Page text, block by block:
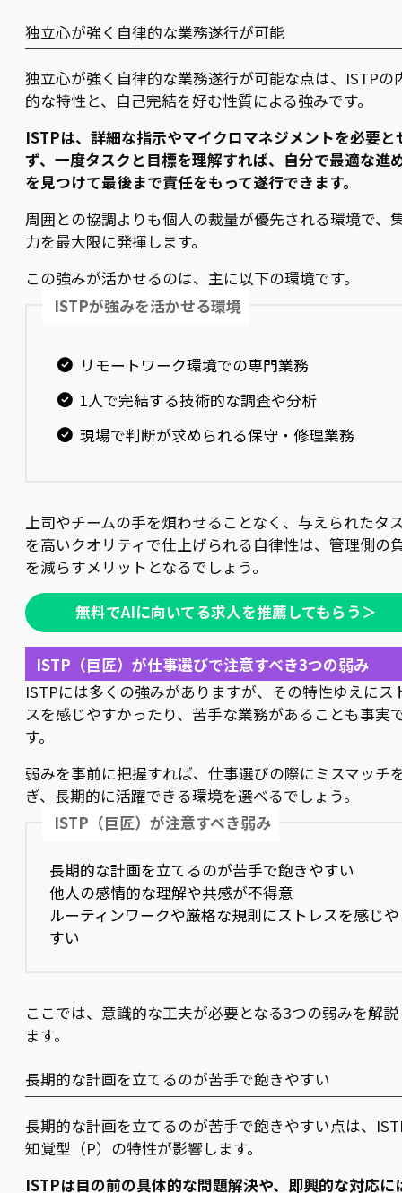
独立心が強く自律的な業務遂行が可能
独立心が強く自律的な業務遂行が可能な点は、ISTPの
的な特性と、自己完結を好む性質による強みです。
ISTPは、詳細な指示やマイクロマネジメントを必要と
ず、一度タスクと目標を理解すれば、自分で最適な進
を見つけて最後まで責任をもって遂行できます。
周囲との協調よりも個人の裁量が優先される環境で、
力を最大限に発揮します。
この強みが活かせるのは、主に以下の環境です。
ISTPが強みを活かせる環境
リモートワーク環境での専門業務
1人で完結する技術的な調査や分析
現場で判断が求められる保守・修理業務
上司やチームの手を煩わせることなく、与えられたタ
を高いクオリティで仕上げられる自律性は、管理側の
を減らすメリットとなるでしょう。
無料でAIに向いてる求人を推薦してもらう＞
ISTP（巨匠）が仕事選びで注意すべき3つの弱み
ISTPには多くの強みがありますが、その特性ゆえにス
スを感じやすかったり、苦手な業務があることも事実
す。
弱みを事前に把握すれば、仕事選びの際にミスマッチ
ぎ、長期的に活躍できる環境を選べるでしょう。
ISTP（巨匠）が注意すべき弱み
長期的な計画を立てるのが苦手で飽きやすい
他人の感情的な理解や共感が不得意
ルーティンワークや厳格な規則にストレスを感じや
すい
ここでは、意識的な工夫が必要となる3つの弱みを解
ます。
長期的な計画を立てるのが苦手で飽きやすい
長期的な計画を立てるのが苦手で飽きやすい点は、
知覚型（P）の特性が影響します。
ISTPは目の前の具体的な問題解決や、即興的な対応に